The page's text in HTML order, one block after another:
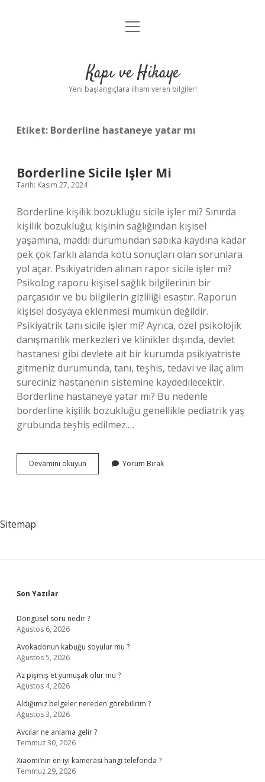
Anasayfa
Yasal Uyarı
menüyü
Kapı ve Hikaye
Yeni başlangıçlara ilham veren bilgiler!
Etiket: Borderline hastaneye yatar mı
Borderline Sicile Işler Mi
Tarih: Kasım 27, 2024
Borderline kişilik bozukluğu sicile işler mi? Sınırda
kişilik bozukluğu; kişinin sağlığından kişisel
yaşamına, maddi durumundan sabıka kaydına kadar
pek çok farklı alanda kötü sonuçları olan sorunlara
yol açar. Psikiyatriden alınan rapor sicile işler mi?
Psikolog raporu kişisel sağlık bilgilerinin bir
parçasıdır ve bu bilgilerin gizliliği esastır. Raporun
kişisel dosyaya eklenmesi mümkün değildir.
Psikiyatrik tanı sicile işler mi? Ayrıca, özel psikolojik
danışmanlık merkezleri ve klinikler dışında, devlet
hastanesi gibi devlete ait bir kurumda psikiyatriste
gitmeniz durumunda, tanı, teşhis, tedavi ve ilaç alım
süreciniz hastanenin sistemine kaydedilecektir.
Borderline hastaneye yatar mı? Bu nedenle
borderline kişilik bozukluğu genellikle pediatrik yaş
grubunda teşhis edilmez.…
Devamını okuyun Borderline
Sicile
Yorum Bırak
Sitemap
Sidebar
Son Yazılar
Döngüsel soru nedir ?
Ağustos 6, 2026
Avokadonun kabuğu soyulur mu ?
Ağustos 5, 2026
Az pişmiş et yumuşak olur mu ?
Ağustos 4, 2026
Aldığımız belgeler nereden görebilirim ?
Ağustos 3, 2026
Avcılar ne anlama gelir ?
Temmuz 30, 2026
Xiaomi’nin en iyi kamerası hangi telefonda ?
Temmuz 29, 2026